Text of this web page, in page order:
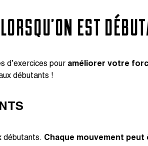
EST
d’exercices pour améliorer votre
débutants !
débutants. Chaque mouvement